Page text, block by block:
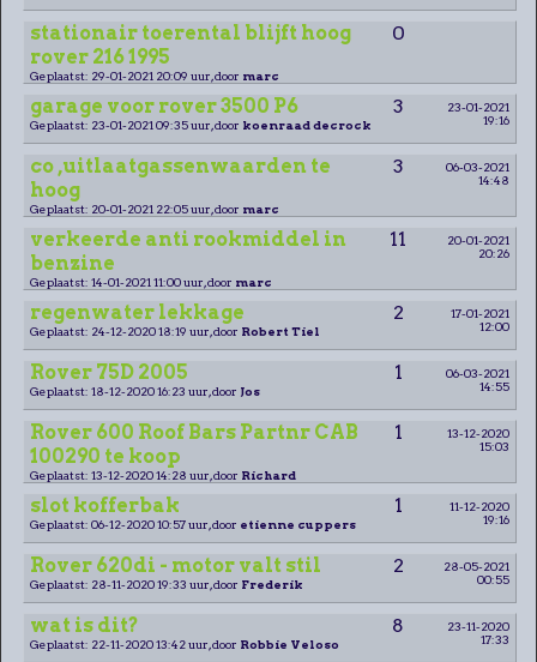
stationair toerental blijft hoog
rover 216 1995
0
Geplaatst: 29-01-2021 20:09 uur, door marc
garage voor rover 3500 P6 3
23-01-2021
19:16
Geplaatst: 23-01-2021 09:35 uur, door koenraad decrock
co ,uitlaatgassenwaarden te
hoog
3
06-03-2021
14:48
Geplaatst: 20-01-2021 22:05 uur, door marc
verkeerde anti rookmiddel in
benzine
11
20-01-2021
20:26
Geplaatst: 14-01-2021 11:00 uur, door marc
regenwater lekkage 2
17-01-2021
12:00
Geplaatst: 24-12-2020 18:19 uur, door Robert Tiel
Rover 75D 2005 1
06-03-2021
14:55
Geplaatst: 18-12-2020 16:23 uur, door Jos
Rover 600 Roof Bars Partnr CAB
100290 te koop
1
13-12-2020
15:03
Geplaatst: 13-12-2020 14:28 uur, door Richard
slot kofferbak 1
11-12-2020
19:16
Geplaatst: 06-12-2020 10:57 uur, door etienne cuppers
Rover 620di - motor valt stil 2
28-05-2021
00:55
Geplaatst: 28-11-2020 19:33 uur, door Frederik
wat is dit? 8
23-11-2020
17:33
Geplaatst: 22-11-2020 13:42 uur, door Robbie Veloso